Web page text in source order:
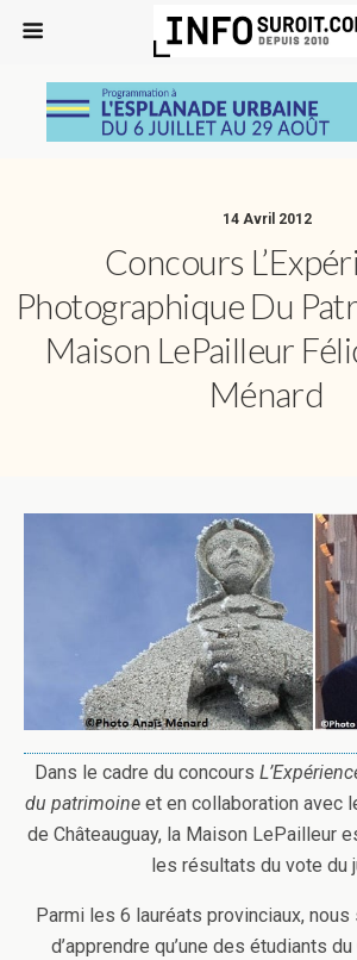
14 Avril 2012
Concours
Photographique Du
Maison LePailleur
Ménard
Dans le cadre du concours
du patrimoine et en collaboration avec
de Châteauguay, la Maison LePailleur
les résultats du vote du
Parmi les 6 lauréats provinciaux,
d’apprendre qu’une des étudiants